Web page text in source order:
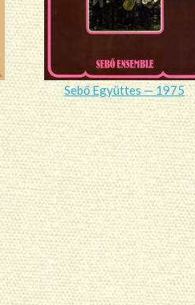
Sebő Együttes — 1975